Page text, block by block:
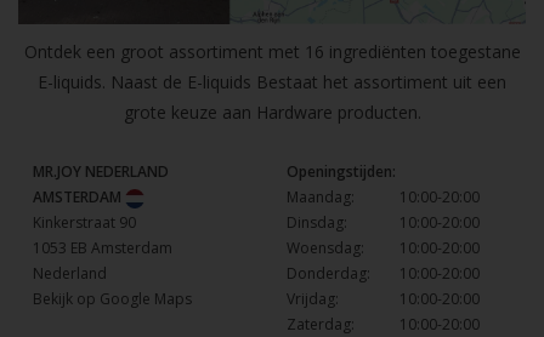
Ontdek een groot assortiment met 16 ingrediënten toegestane
E-liquids. Naast de E-liquids Bestaat het assortiment uit een
grote keuze aan Hardware producten.
MR.JOY NEDERLAND
AMSTERDAM
Kinkerstraat 90
1053 EB Amsterdam
Nederland
Bekijk op Google Maps
Openingstijden:
Maandag:
10:00-20:00
Dinsdag:
10:00-20:00
Woensdag:
10:00-20:00
Donderdag:
10:00-20:00
Vrijdag:
10:00-20:00
Zaterdag:
10:00-20:00